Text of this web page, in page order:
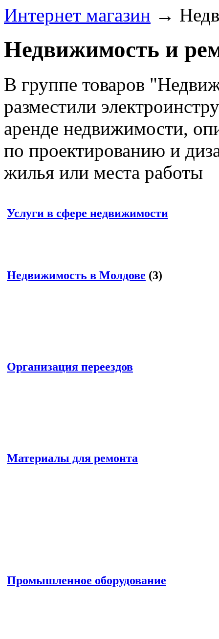
Интернет магазин →
Недвижимость и
В группе товаров
разместили
аренде недвижимости,
по проектированию и
жилья или места работы
Услуги в сфере недвижимости
Недвижимость в Молдове (3)
Организация переездов
Материалы для ремонта
Промышленное оборудование